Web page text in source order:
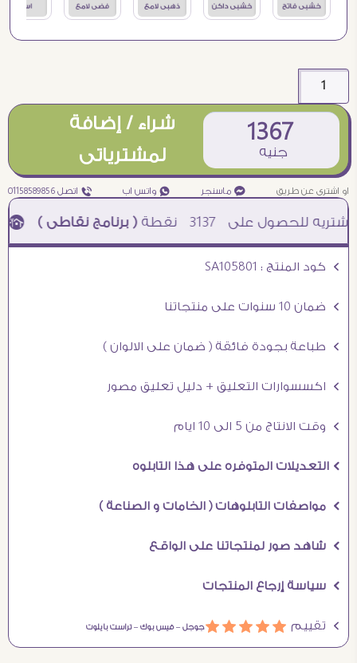
1367
جنيه
شراء / إضافة
لمشترياتى
او اشترى عن طريق ¥ ماسنجر ₧ واتس اب ƒ اتصل 01158589856
3137 نقطة( برنامج نقاطى )à خصم 5% للعملاء الجدد à شحن مجانى عند الشراء ب 4000 جنيه à
Ö كود المنتج : SA105801
Ö ضمان 10 سنوات على منتجاتنا
Ö طباعة بجودة فائقة ( ضمان على الالوان )
Ö اكسسوارات التعليق + دليل تعليق مصور
Ö وقت الانتاج من 5 الى 10 ايام
Ö التعديلات المتوفره على هذا التابلوه
Ö مواصفات التابلوهات ( الخامات و الصناعة )
Ö شاهد صور لمنتجاتنا على الواقع
Ö سياسة إرجاع المنتجات
Ö تقييم áááááجوجل –فيس بوك –تراست بايلوت